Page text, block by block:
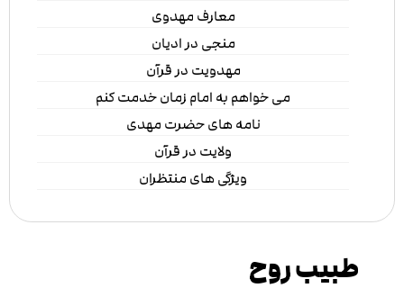
معارف مهدوی
منجی در ادیان
مهدویت در قرآن
می خواهم به امام زمان خدمت کنم
نامه های حضرت مهدی
ولایت در قرآن
ویژگی های منتظران
طبیب روح